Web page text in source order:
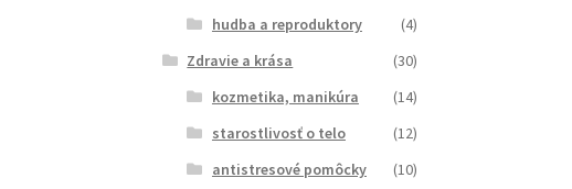
hudba a reproduktory
(4)
Zdravie a krása
(30)
kozmetika, manikúra
(14)
starostlivosť o telo
(12)
antistresové pomôcky
(10)